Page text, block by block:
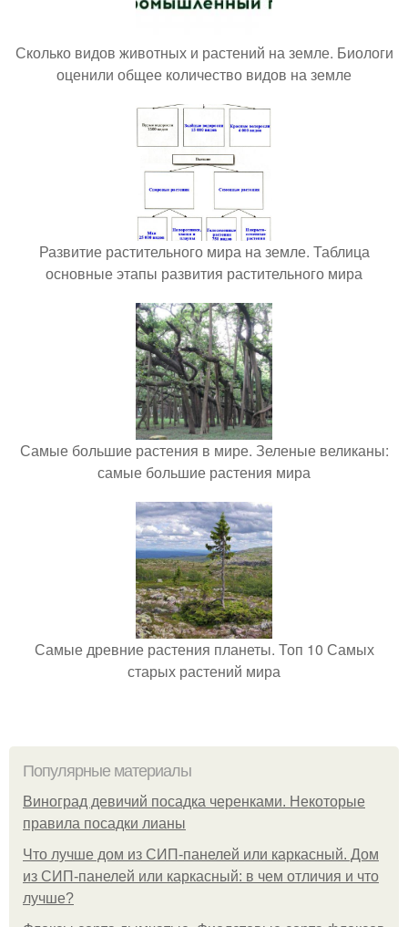
Сколько видов животных и растений на земле. Биологи
оценили общее количество видов на земле
Развитие растительного мира на земле. Таблица
основные этапы развития растительного мира
Самые большие растения в мире. Зеленые великаны:
самые большие растения мира
Самые древние растения планеты. Топ 10 Самых
старых растений мира
Популярные материалы
Виноград девичий посадка черенками. Некоторые
правила посадки лианы
Что лучше дом из СИП-панелей или каркасный. Дом
из СИП-панелей или каркасный: в чем отличия и что
лучше?